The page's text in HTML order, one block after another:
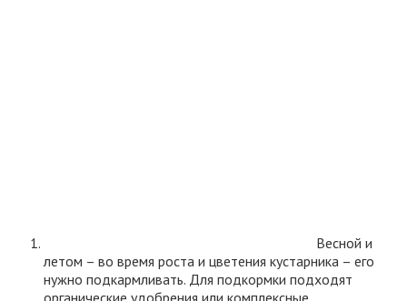
Весной и
летом – во время роста и цветения кустарника – его
нужно подкармливать. Для подкормки подходят
органические удобрения или комплексные.